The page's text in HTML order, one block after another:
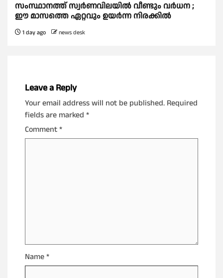
സംസ്ഥാനത്ത് സ്വര്‍ണവിലയില്‍ വീണ്ടും വര്‍ധന ;
ഈ മാസത്തെ ഏറ്റവും ഉയര്‍ന്ന നിരക്കില്‍
1 day ago news desk
Leave a Reply
Your email address will not be published. Required
fields are marked *
Comment*
Name*